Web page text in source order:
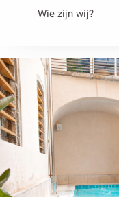
principal
Wie zijn wij?